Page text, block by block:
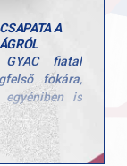
A
GYAC fiatal
fokára,
egyéniben is
Zente,
Dávid, Végh